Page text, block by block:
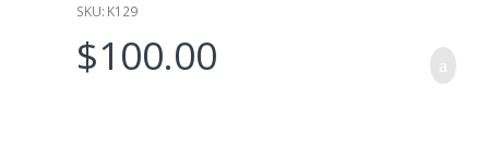
SKU: K129
$100.00